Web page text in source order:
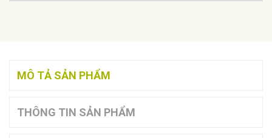
MÔ TẢ SẢN PHẨM
THÔNG TIN SẢN PHẨM